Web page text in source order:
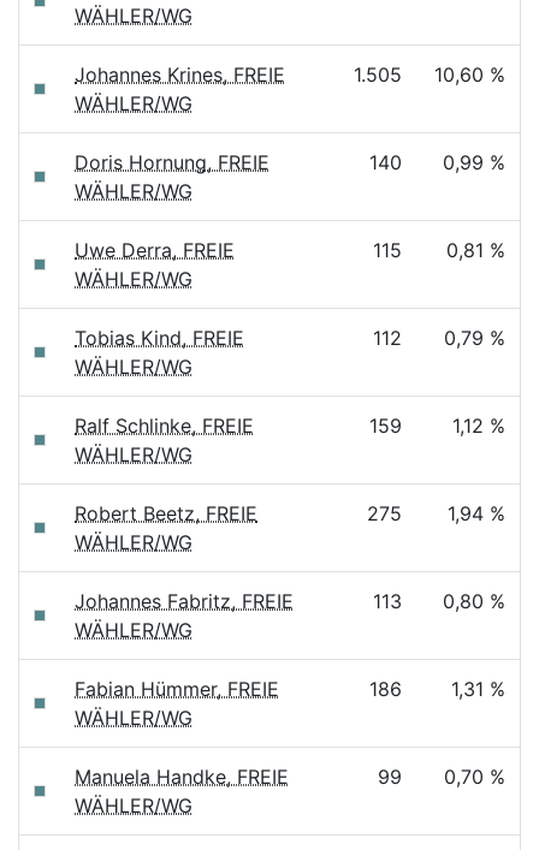
WÄHLER/WG
Johannes Krines, FREIE
WÄHLER/WG
1.505 10,60 %
Doris Hornung, FREIE
WÄHLER/WG
140 0,99 %
Uwe Derra, FREIE
WÄHLER/WG
115 0,81 %
Tobias Kind, FREIE
WÄHLER/WG
112 0,79 %
Ralf Schlinke, FREIE
WÄHLER/WG
159 1,12 %
Robert Beetz, FREIE
WÄHLER/WG
275 1,94 %
Johannes Fabritz, FREIE
WÄHLER/WG
113 0,80 %
Fabian Hümmer, FREIE
WÄHLER/WG
186 1,31 %
Manuela Handke, FREIE
WÄHLER/WG
99 0,70 %